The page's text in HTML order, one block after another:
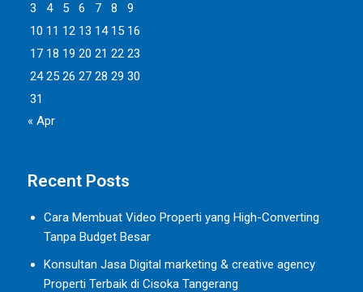
3
4 5 6 7 8
9
10 11 12 13 14 15 16
17 18 19 20 21 22 23
24 25 26 27 28 29 30
31
« Apr
Recent Posts
Cara Membuat Video Properti yang High-Converting
Tanpa Budget Besar
Konsultan Jasa Digital marketing & creative agency
Properti Terbaik di Cisoka Tangerang